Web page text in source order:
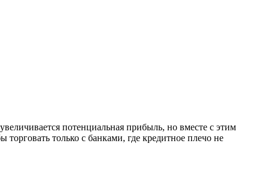
потенциальная прибыль, но вместе с этим
только с банками, где кредитное плечо не